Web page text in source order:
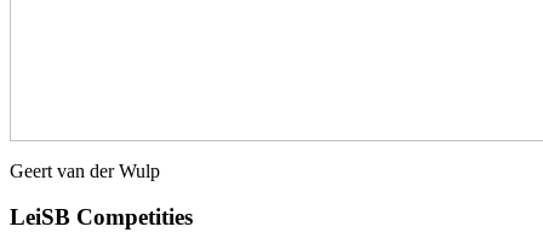
Geert van der Wulp
LeiSB Competities